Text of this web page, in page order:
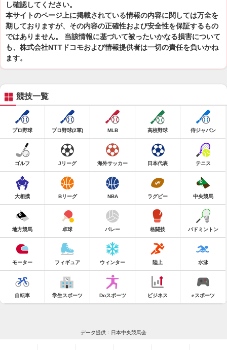
し確認してください。
本サイトのページ上に掲載されている情報の内容に関しては万全を
期しておりますが、その内容の正確性および安全性を保証するもの
ではありません。 当該情報に基づいて被ったいかなる損害について
も、株式会社NTTドコモおよび情報提供者は一切の責任を負いかね
ます。
競技一覧
プロ野球 プロ野球(2軍) MLB 高校野球 侍ジャパン
ゴルフ Jリーグ 海外サッカー 日本代表 テニス
大相撲 Bリーグ NBA ラグビー 中央競馬
地方競馬 卓球 バレー 格闘技 バドミントン
モーター フィギュア ウィンター 陸上 水泳
自転車 学生スポーツ Doスポーツ ビジネス eスポーツ
データ提供：日本中央競馬会